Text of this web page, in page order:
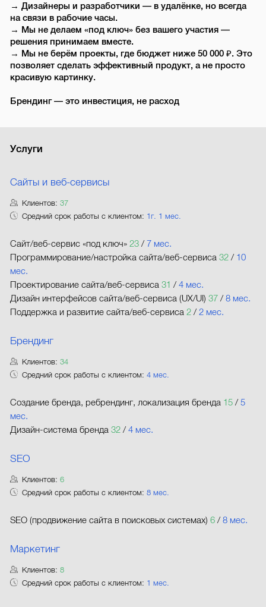
→ Дизайнеры и разработчики — в удалёнке, но всегда
на связи в рабочие часы.
→ Мы не делаем «под ключ» без вашего участия —
решения принимаем вместе.
→ Мы не берём проекты, где бюджет ниже 50 000 ₽. Это
позволяет сделать эффективный продукт, а не просто
красивую картинку.
Брендинг — это инвестиция, не расход
Услуги
Сайты и веб-сервисы
Клиентов:37
Средний срок работы с клиентом: 1г. 1 мес.
Сайт/веб-сервис «под ключ» 23 /7 мес.
Программирование/настройка сайта/веб-сервиса 32 / 10
мес.
Проектирование сайта/веб-сервиса 31 /4 мес.
Дизайн интерфейсов сайта/веб-сервиса (UX/UI) 37 /8 мес.
Поддержка и развитие сайта/веб-сервиса 2 /2 мес.
Брендинг
Клиентов:34
Средний срок работы с клиентом:4 мес.
Создание бренда, ребрендинг, локализация бренда 15 /5
мес.
Дизайн-система бренда 32 /4 мес.
SEO
Клиентов:6
Средний срок работы с клиентом:8 мес.
SEO (продвижение сайта в поисковых системах) 6 /8 мес.
Маркетинг
Клиентов:8
Средний срок работы с клиентом: 1 мес.